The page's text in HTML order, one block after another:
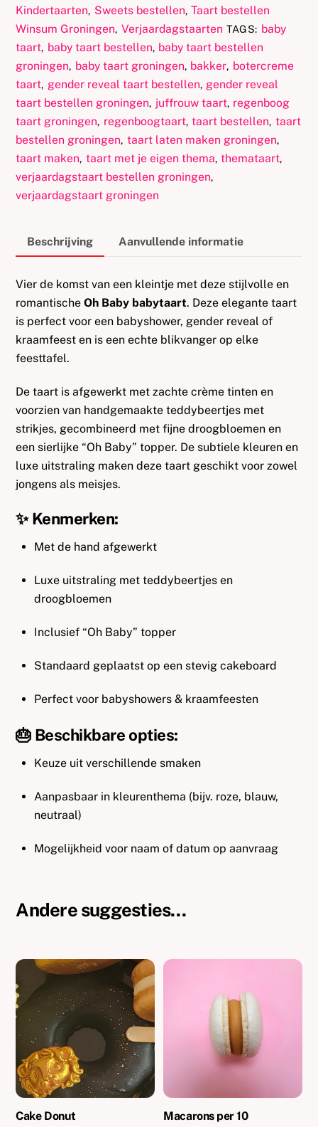
Teddy
&
Pampas
🌸
🧸
aantal
Kindertaarten, Sweets bestellen,Taart bestellen
Winsum Groningen, Verjaardagstaarten TAGS: baby
taart, baby taart bestellen, baby taart bestellen
groningen, baby taart groningen, bakker, botercreme
taart, gender reveal taart bestellen, gender reveal
taart bestellen groningen, juffrouw taart, regenboog
taart groningen, regenboogtaart,taart bestellen, taart
bestellen groningen, taart laten maken groningen,
taart maken, taart met je eigen thema,themataart,
verjaardagstaart bestellen groningen,
verjaardagstaart groningen
Beschrijving Aanvullende informatie
Vier de komst van een kleintje met deze stijlvolle en
romantischeOh Baby babytaart. Deze elegante taart
is perfect voor een babyshower, gender reveal of
kraamfeest en is een echte blikvanger op elke
feesttafel.
De taart is afgewerkt met zachte crème tinten en
voorzien van handgemaakte teddybeertjes met
strikjes, gecombineerd met fijne droogbloemen en
een sierlijke “Oh Baby” topper. De subtiele kleuren en
luxe uitstraling maken deze taart geschikt voor zowel
jongens als meisjes.
✨ Kenmerken:
Met de hand afgewerkt
Luxe uitstraling met teddybeertjes en
droogbloemen
Inclusief “Oh Baby” topper
Standaard geplaatst op een stevig cakeboard
Perfect voor babyshowers & kraamfeesten
🎂 Beschikbare opties:
Keuze uit verschillende smaken
Aanpasbaar in kleurenthema (bijv. roze, blauw,
neutraal)
Mogelijkheid voor naam of datum op aanvraag
Andere suggesties…
Cake Donut Macarons per 10